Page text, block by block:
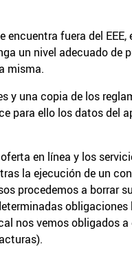
fuera del EEE,
un nivel adecuado de
misma.
y una copia de los
para ello los datos del
en línea y los
la ejecución de un
procedemos a borrar
obligaciones
nos vemos obligados